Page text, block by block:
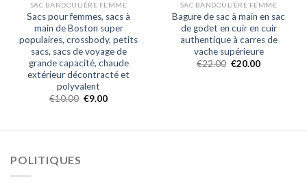
SAC BANDOULIÈRE FEMME
Sacs pour femmes, sacs à
main de Boston super
populaires, crossbody, petits
sacs, sacs de voyage de
grande capacité, chaude
extérieur décontracté et
polyvalent
€10.00 €9.00
SAC BANDOULIÈRE FEMME
Bagure de sac à main en sac
de godet en cuir en cuir
authentique à carres de
vache supérieure
€22.00 €20.00
POLITIQUES